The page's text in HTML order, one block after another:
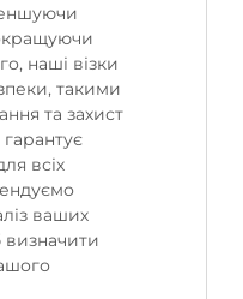
наші візки
такими
та захист
всіх
ваших